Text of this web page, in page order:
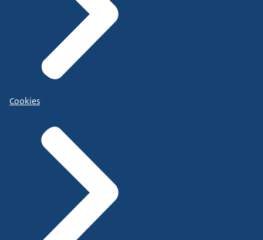
Cookies